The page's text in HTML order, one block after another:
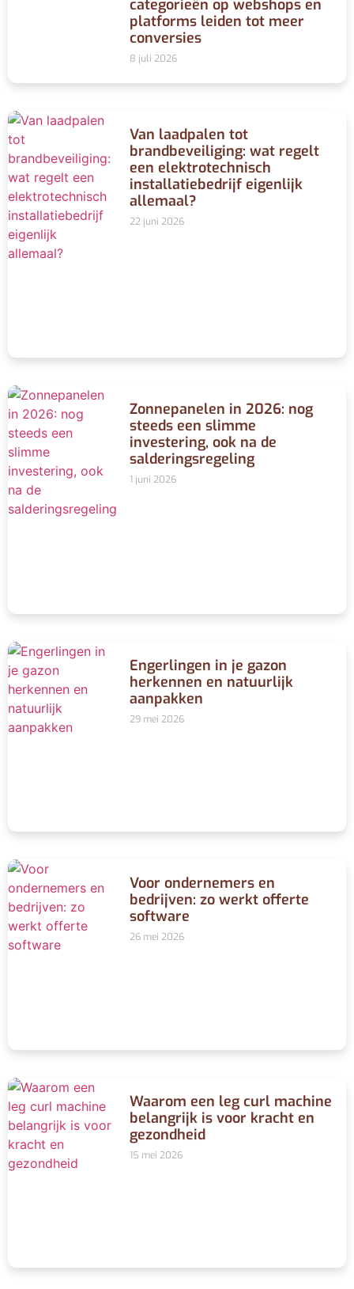
categorieën op webshops en
platforms leiden tot meer
conversies
8 juli 2026
Van laadpalen tot
brandbeveiliging: wat regelt
een elektrotechnisch
installatiebedrijf eigenlijk
allemaal?
22 juni 2026
Zonnepanelen in 2026: nog
steeds een slimme
investering, ook na de
salderingsregeling
1 juni 2026
Engerlingen in je gazon
herkennen en natuurlijk
aanpakken
29 mei 2026
Voor ondernemers en
bedrijven: zo werkt offerte
software
26 mei 2026
Waarom een leg curl machine
belangrijk is voor kracht en
gezondheid
15 mei 2026